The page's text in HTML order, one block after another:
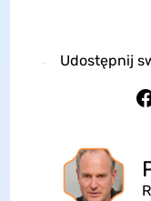
Udostępnij